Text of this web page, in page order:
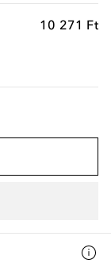
10 271 Ft